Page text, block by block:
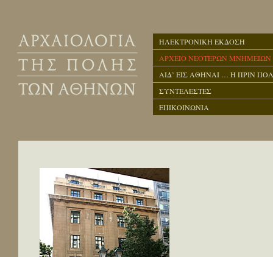
ΗΛΕΚΤΡΟΝΙΚΗ ΕΚΔΟΣΗ
ΑΡΧΕΙΟ ΝΕΟΤΕΡΩΝ ΜΝΗΜΕΙΩΝ
ΑΙΔ’ ΕΙΣ ΑΘΗΝΑΙ … Η ΠΡΙΝ
ΣΥΝΤΕΛΕΣΤΕΣ
ΕΠΙΚΟΙΝΩΝΙΑ